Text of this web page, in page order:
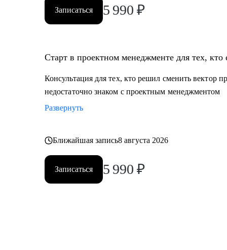
Записаться 5 990 ₽
Старт в проектном менеджменте для тех,
Консультация для тех, кто решил сменить вектор
недостаточно знаком с проектным менеджментом
Развернуть
Ближайшая запись8 августа 2026
Записаться 5 990 ₽